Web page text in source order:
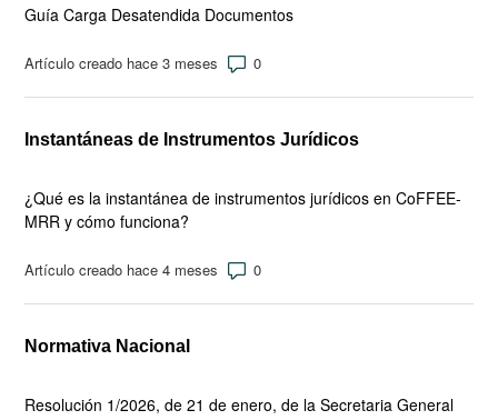
Guía Carga Desatendida Documentos
Artículo creado hace 3 meses Número de comentarios: 0
Instantáneas de Instrumentos Jurídicos
¿Qué es la instantánea de instrumentos jurídicos en CoFFEE-
MRR y cómo funciona?
Artículo creado hace 4 meses Número de comentarios: 0
Normativa Nacional
Resolución 1/2026, de 21 de enero, de la Secretaria General